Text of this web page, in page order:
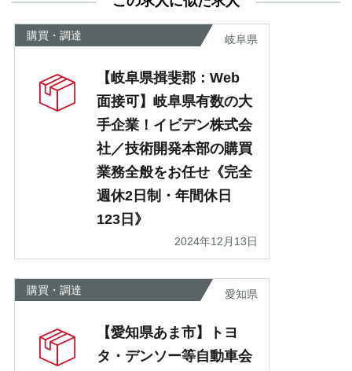
購買・調達 岐阜県
【岐阜県揖斐郡：Web
面接可】岐阜県有数の大
手企業！イビデン株式会
社／技術開発本部の購買
業務全般をお任せ《完全
週休2日制・年間休日
123日》
2024年12月13日
購買・調達 愛知県
【愛知県あま市】トヨ
タ・デンソー等自動車会